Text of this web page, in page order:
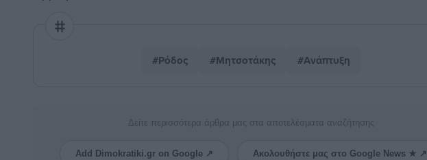
#Ρόδος #Μητσοτάκης #Ανάπτυξη
Δείτε περισσότερα άρθρα μας στα αποτελέσματα αναζήτησης
Add Dimokratiki.gr on Google ↗ Ακολουθήστε μας στο Google News ★ ↗